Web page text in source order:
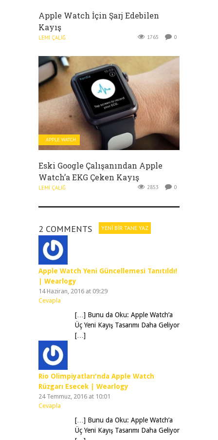
Apple Watch İçin Şarj Edebilen
Kayış
LEMI ÇALIĞ 1765 0
APPLE WATCH
Eski Google Çalışanından Apple
Watch’a EKG Çeken Kayış
LEMI ÇALIĞ 2853 0
2 COMMENTS YENI BIR TANE YAZ
Apple Watch Yeni Güncellemesi Tanıtıldı!
| Wearlogy
14 Haziran, 2016 at 09:29
Cevapla
[…] Bunu da Oku: Apple Watch’a
Üç Yeni Kayış Tasarımı Daha Geliyor
[…]
Rio Olimpiyatları'nda Apple Watch
Rüzgarı Esecek | Wearlogy
24 Temmuz, 2016 at 10:01
Cevapla
[…] Bunu da Oku: Apple Watch’a
Üç Yeni Kayış Tasarımı Daha Geliyor